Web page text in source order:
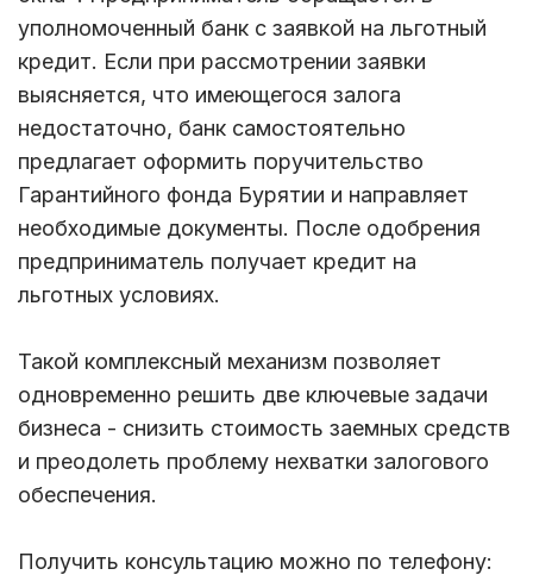
уполномоченный банк с заявкой на льготный
кредит. Если при рассмотрении заявки
выясняется, что имеющегося залога
недостаточно, банк самостоятельно
предлагает оформить поручительство
Гарантийного фонда Бурятии и направляет
необходимые документы. После одобрения
предприниматель получает кредит на
льготных условиях.
Такой комплексный механизм позволяет
одновременно решить две ключевые задачи
бизнеса - снизить стоимость заемных средств
и преодолеть проблему нехватки залогового
обеспечения.
Получить консультацию можно по телефону: